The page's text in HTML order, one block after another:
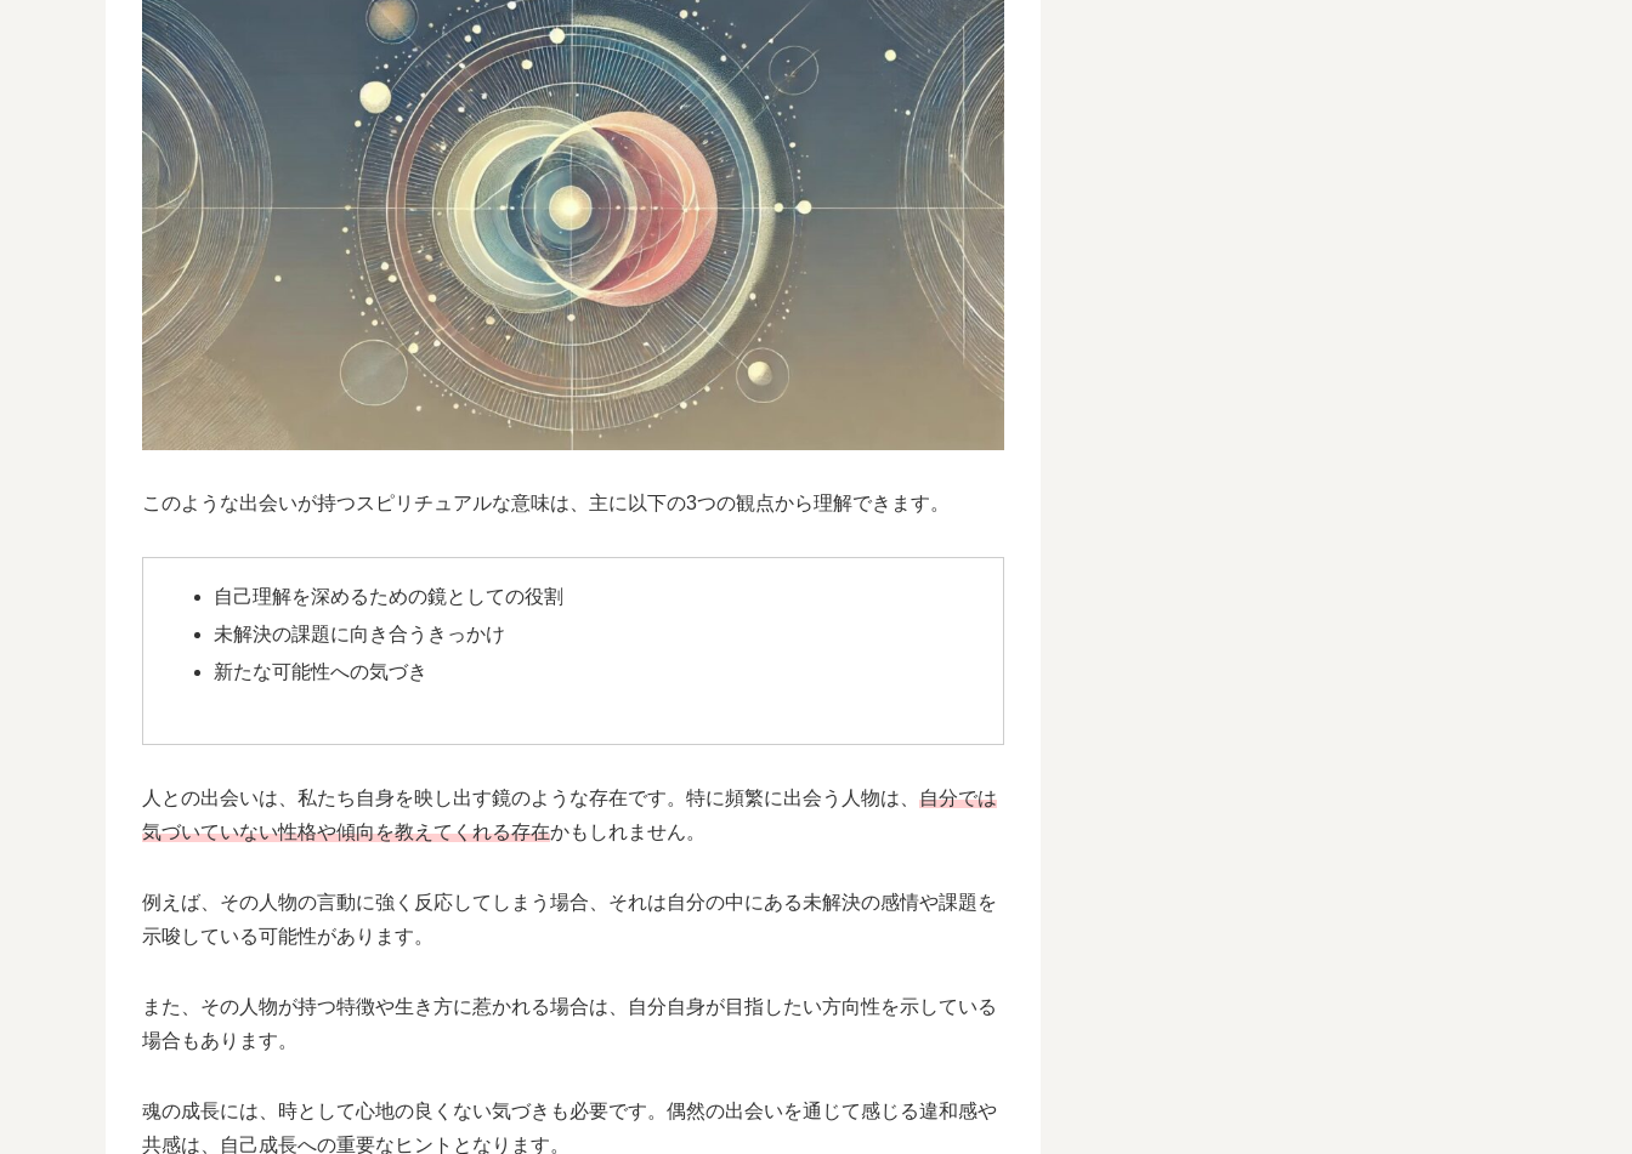
このような出会いが持つスピリチュアルな意味は、主に以下の3つの観点から理解できます。
自己理解を深めるための鏡としての役割
未解決の課題に向き合うきっかけ
新たな可能性への気づき
人との出会いは、私たち自身を映し出す鏡のような存在です。特に頻繁に出会う人物は、 自分では
気づいていない性格や傾向を教えてくれる存在かもしれません。
例えば、その人物の言動に強く反応してしまう場合、それは自分の中にある未解決の感情や課題を
示唆している可能性があります。
また、その人物が持つ特徴や生き方に惹かれる場合は、自分自身が目指したい方向性を示している
場合もあります。
魂の成長には、時として心地の良くない気づきも必要です。偶然の出会いを通じて感じる違和感や
共感は、自己成長への重要なヒントとなります。